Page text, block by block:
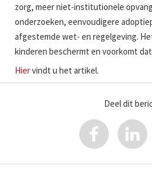
zorg, meer niet-institutionele
onderzoeken, eenvoudigere
afgestemde wet- en regelgeving.
kinderen beschermt en voorkomt
Hiervindt u het artikel.
Deel dit